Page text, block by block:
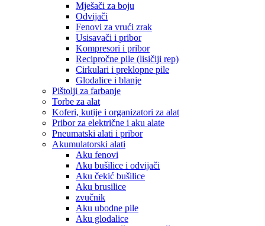
Mješači za boju
Odvijači
Fenovi za vrući zrak
Usisavači i pribor
Kompresori i pribor
Recipročne pile (lisičiji rep)
Cirkulari i preklopne pile
Glodalice i blanje
Pištolji za farbanje
Torbe za alat
Koferi, kutije i organizatori za alat
Pribor za električne i aku alate
Pneumatski alati i pribor
Akumulatorski alati
Aku fenovi
Aku bušilice i odvijači
Aku čekić bušilice
Aku brusilice
zvučnik
Aku ubodne pile
Aku glodalice